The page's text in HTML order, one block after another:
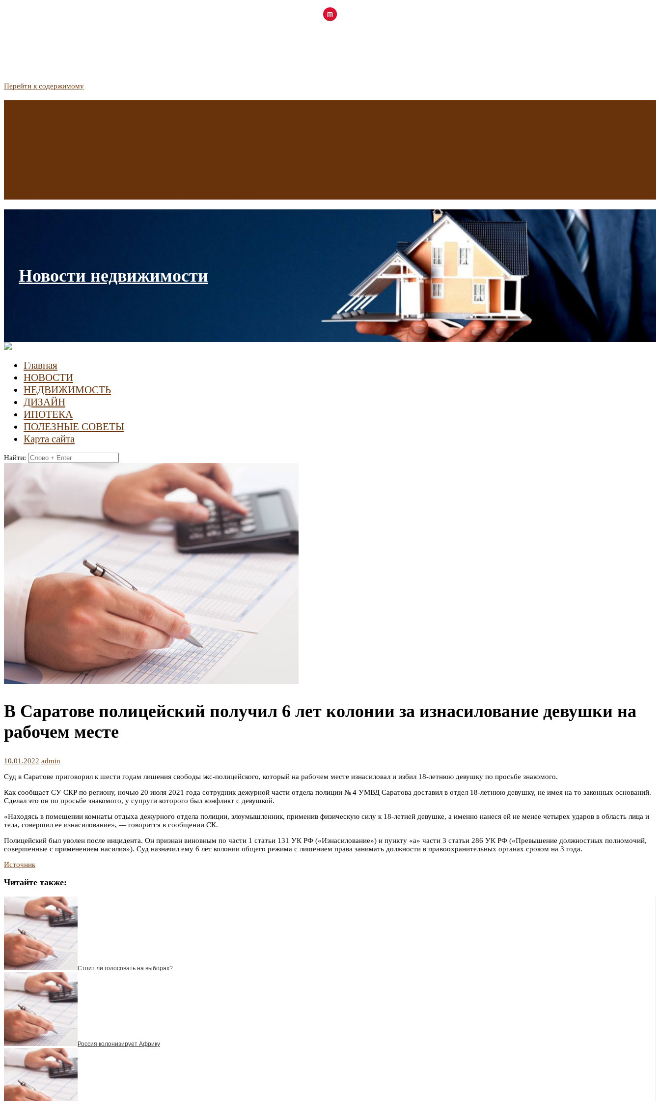
Перейти к содержимому
Новости недвижимости
Главная
НОВОСТИ
НЕДВИЖИМОСТЬ
ДИЗАЙН
ИПОТЕКА
ПОЛЕЗНЫЕ СОВЕТЫ
Карта сайта
Найти:
В Саратове полицейский получил 6 лет колонии за изнасилование девушки на
рабочем месте
10.01.2022 admin
Суд в Саратове приговорил к шести годам лишения свободы экс-полицейского, который на рабочем месте изнасиловал и избил 18-летнюю девушку по просьбе знакомого.
Как сообщает СУ СКР по региону, ночью 20 июля 2021 года сотрудник дежурной части отдела полиции № 4 УМВД Саратова доставил в отдел 18-летнюю девушку, не имея на то законных оснований.
Сделал это он по просьбе знакомого, у супруги которого был конфликт с девушкой.
«Находясь в помещении комнаты отдыха дежурного отдела полиции, злоумышленник, применив физическую силу к 18-летней девушке, а именно нанеся ей не менее четырех ударов в область лица и
тела, совершил ее изнасилование», — говорится в сообщении СК.
Полицейский был уволен после инцидента. Он признан виновным по части 1 статьи 131 УК РФ («Изнасилование») и пункту «а» части 3 статьи 286 УК РФ («Превышение должностных полномочий,
совершенные с применением насилия»). Суд назначил ему 6 лет колонии общего режима с лишением права занимать должности в правоохранительных органах сроком на 3 года.
Источник
Читайте также:
Стоит ли голосовать на выборах?
Россия колонизирует Африку